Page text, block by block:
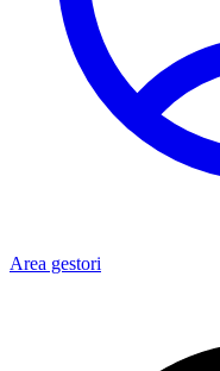
Area gestori